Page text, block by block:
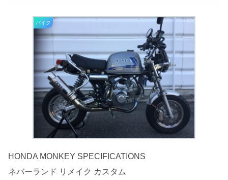
バイク
HONDA MONKEY SPECIFICATIONS
ネバーランド リメイク カスタム